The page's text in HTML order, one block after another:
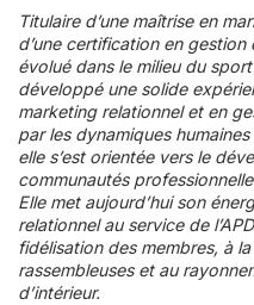
Titulaire d’une maîtrise en
d’une certification en
évolué dans le milieu du
développé une solide
marketing relationnel et en
par les dynamiques
elle s’est orientée vers le
communautés
Elle met aujourd’hui son
relationnel au service de
fidélisation des membres, à
rassembleuses et au
d’intérieur.